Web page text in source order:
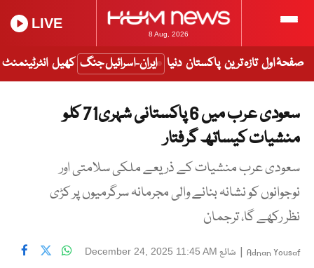
8 Aug, 2026
LIVE
صفحۂ اول تازہ ترین پاکستان دنیا ایران-اسرائیل جنگ کھیل انٹرٹینمنٹ
سعودی عرب میں 6 پاکستانی شہری71 کلو
منشیات کیساتھ گرفتار
سعودی عرب منشیات کے ذریعے ملکی سلامتی اور
نوجوانوں کو نشانہ بنانے والی مجرمانہ سرگرمیوں پر کڑی
نظر رکھے گا، ترجمان
Adnan Yousaf
| شائع December 24, 2025 11:45 AM